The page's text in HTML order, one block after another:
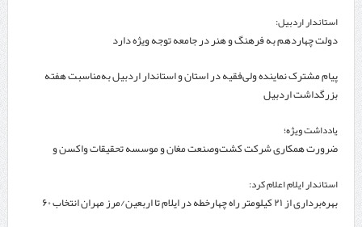
استاندار اردبیل:
دولت چهاردهم به فرهنگ و هنر در جامعه توجه ویژه دارد
پیام مشترک نماینده ولی‌فقیه در استان و استاندار اردبیل به‌مناسبت هفته
بزرگداشت اردبیل
یادداشت ویژه؛
ضرورت همکاری شرکت کشت‌وصنعت مغان و موسسه تحقیقات واکسن و
استاندار ایلام اعلام کرد:
بهره‌برداری از ۲۱ کیلومتر راه چهارخطه در ایلام تا اربعین/مرز مهران انتخاب ۶۰